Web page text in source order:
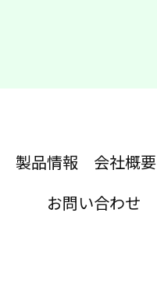
製品情報 会社概要
お問い合わせ